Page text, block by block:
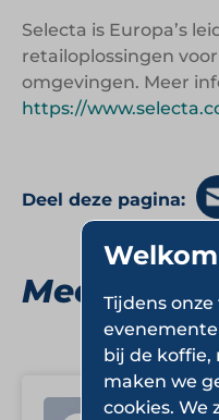
Selecta is Europa’s
retailoplossingen
omgevingen. Meer
https://
Deel deze pagina:
MeerTijdens onze
bij de koffie,
maken we
cookies. We